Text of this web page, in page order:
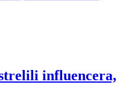
influencera,